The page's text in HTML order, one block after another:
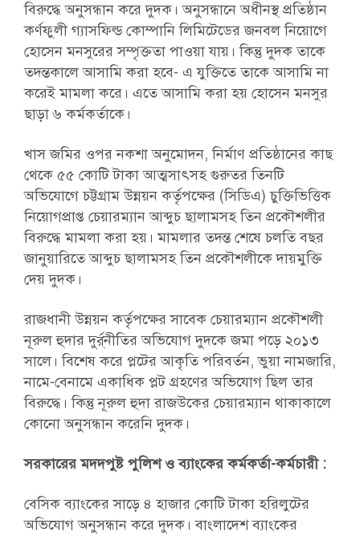
বিরুদ্ধে অনুসন্ধান করে দুদক। অনুসন্ধানে অধীনস্থ প্রতিষ্ঠান
কর্ণফুলী গ্যাসফিল্ড কোম্পানি লিমিটেডের জনবল নিয়োগে
হোসেন মনসুরের সম্পৃক্ততা পাওয়া যায়। কিন্তু দুদক তাকে
তদন্তকালে আসামি করা হবে- এ যুক্তিতে তাকে আসামি না
করেই মামলা করে। এতে আসামি করা হয় হোসেন মনসুর
ছাড়া ৬ কর্মকর্তাকে।
খাস জমির ওপর নকশা অনুমোদন, নির্মাণ প্রতিষ্ঠানের কাছ
থেকে ৫৫ কোটি টাকা আত্মসাৎসহ গুরুতর তিনটি
অভিযোগে চট্টগ্রাম উন্নয়ন কর্তৃপক্ষের (সিডিএ) চুক্তিভিত্তিক
নিয়োগপ্রাপ্ত চেয়ারম্যান আব্দুচ ছালামসহ তিন প্রকৌশলীর
বিরুদ্ধে মামলা করা হয়। মামলার তদন্ত শেষে চলতি বছর
জানুয়ারিতে আব্দুচ ছালামসহ তিন প্রকৌশলীকে দায়মুক্তি
দেয় দুদক।
রাজধানী উন্নয়ন কর্তৃপক্ষের সাবেক চেয়ারম্যান প্রকৌশলী
নূরুল হুদার দুর্র্নীতির অভিযোগ দুদকে জমা পড়ে ২০১৩
সালে। বিশেষ করে প্লটের আকৃতি পরিবর্তন, ভুয়া নামজারি,
নামে-বেনামে একাধিক প্লট গ্রহণের অভিযোগ ছিল তার
বিরুদ্ধে। কিন্তু নূরুল হুদা রাজউকের চেয়ারম্যান থাকাকালে
কোনো অনুসন্ধান করেনি দুদক।
সরকারের মদদপুষ্ট পুলিশ ও ব্যাংকের কর্মকর্তা-কর্মচারী :
বেসিক ব্যাংকের সাড়ে ৪ হাজার কোটি টাকা হরিলুটের
অভিযোগ অনুসন্ধান করে দুদক। বাংলাদেশ ব্যাংকের